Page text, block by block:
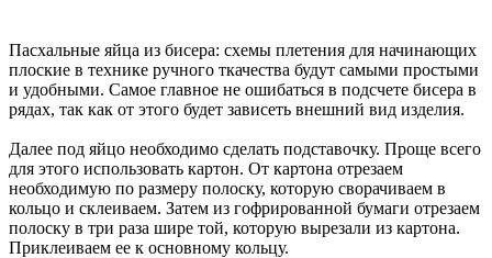
Пасхальные яйца из бисера: схемы плетения для начинающих
плоские в технике ручного ткачества будут самыми простыми
и удобными. Самое главное не ошибаться в подсчете бисера в
рядах, так как от этого будет зависеть внешний вид изделия.
Далее под яйцо необходимо сделать подставочку. Проще всего
для этого использовать картон. От картона отрезаем
необходимую по размеру полоску, которую сворачиваем в
кольцо и склеиваем. Затем из гофрированной бумаги отрезаем
полоску в три раза шире той, которую вырезали из картона.
Приклеиваем ее к основному кольцу.